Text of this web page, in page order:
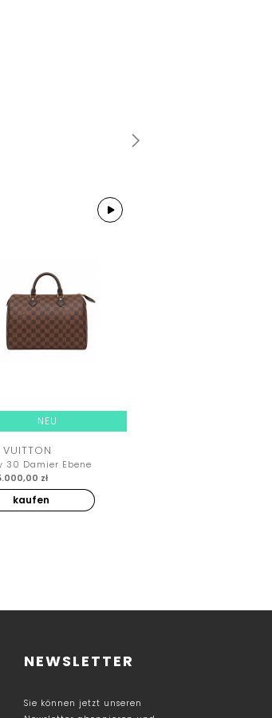
NEU
VUITTON
30 Damier Ebene
zł
kaufen
NEWSLETTER
Sie können jetzt unseren